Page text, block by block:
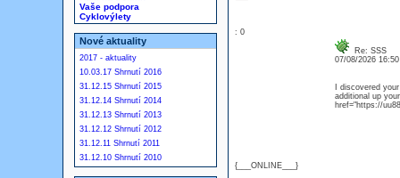
Vaše podpora
Cyklovýlety
Nové aktuality
2017 - aktuality
10.03.17 Shrnutí 2016
31.12.15 Shrnutí 2015
31.12.14 Shrnutí 2014
31.12.13 Shrnutí 2013
31.12.12 Shrnutí 2012
31.12.11 Shrnutí 2011
31.12.10 Shrnutí 2010
: 0
{___ONLINE___}
Re: SSS
07/08/2026
I discovered
additional up
href="https://